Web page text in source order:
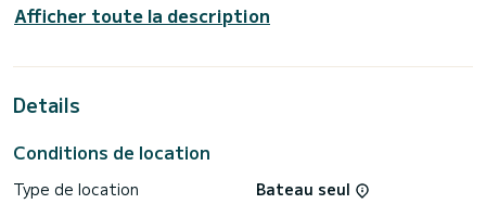
Le bateau dispose de 4 cabines tout confort et une
totale de 13 mètres, il sera votre meilleur allié pour passer
de Marina d'Arechi
d'un Génois sur enrouleur.
Afficher toute la description
Details
Conditions de location
Type de location
Bateau seul